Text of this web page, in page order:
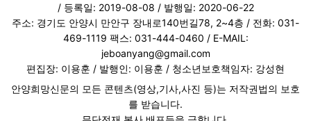
/ 등록일: 2019-08-08 / 발행일: 2020-06-22
주소: 경기도 안양시 만안구 장내로140번길78, 2~4층 / 전화: 031-
469-1119 팩스: 031-444-0460 / E-MAIL:
jeboanyang@gmail.com
편집장: 이용훈 / 발행인: 이용훈 / 청소년보호책임자: 강성현
안양희망신문의 모든 콘텐츠(영상,기사,사진 등)는 저작권법의 보호
를 받습니다.